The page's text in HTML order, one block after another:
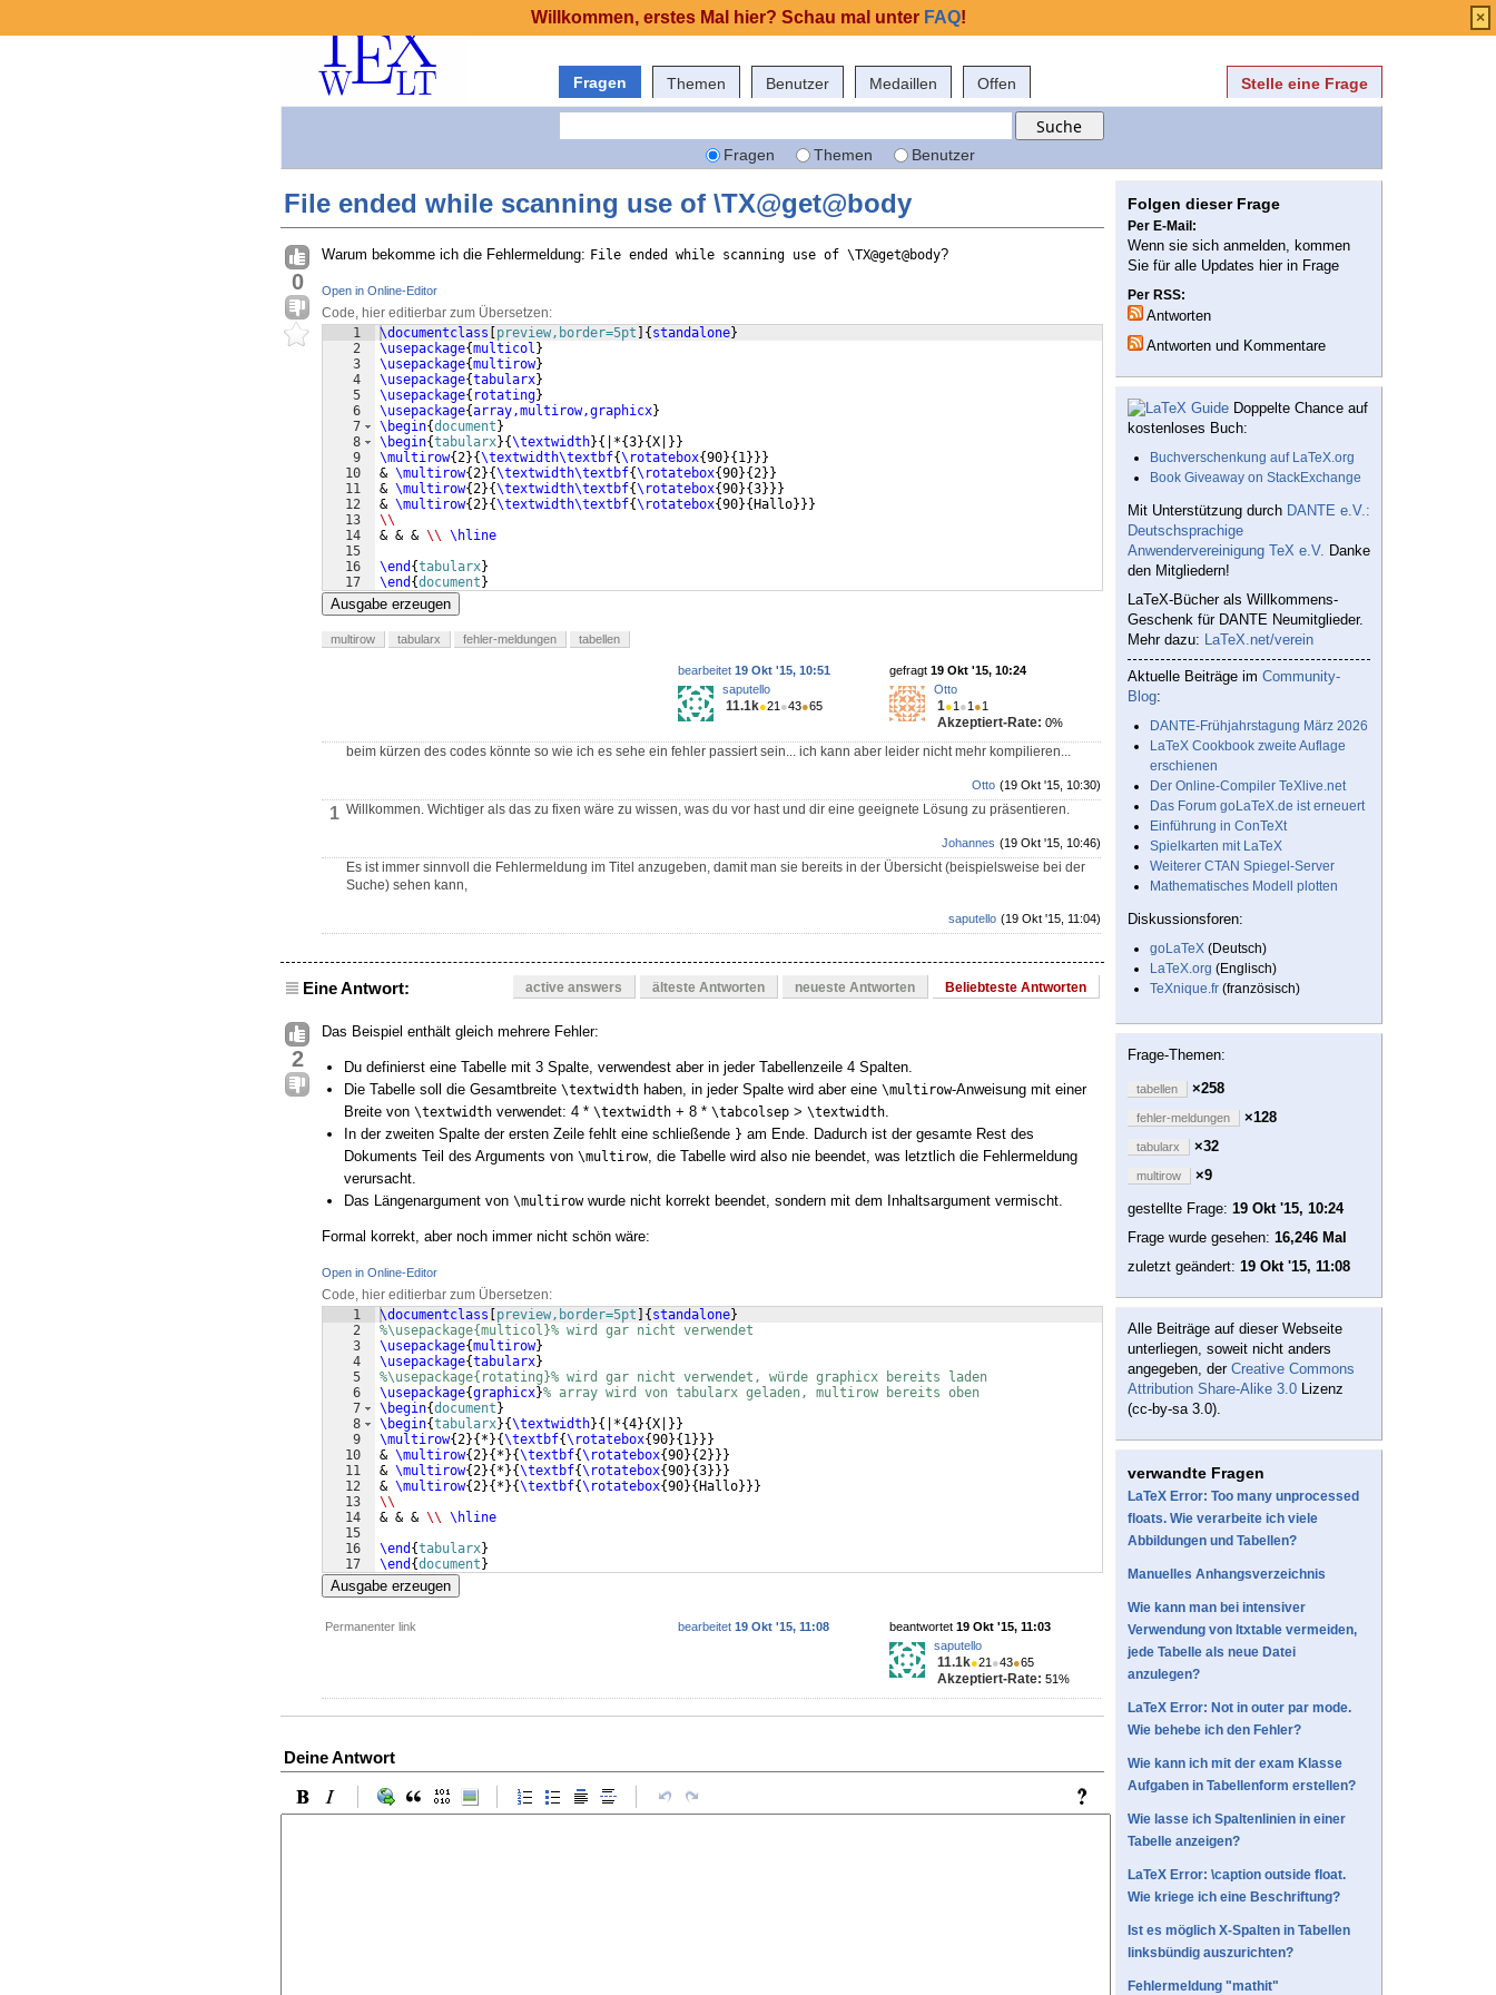
Fragen Themen Benutzer Medaillen Offen Stelle eine Frage
Fragen Themen Benutzer
File ended while scanning use of \TX@get@body
0
Warum bekomme ich die Fehlermeldung: File ended while scanning use of \TX@get@body?
Open in Online-Editor
Code, hier editierbar zum Übersetzen:
1
2
3
4
5
6
7
8
9
10
11
12
13
14
15
16
17
\documentclass preview,border=5pt { standalone}
\usepackage{multicol }
\usepackage{multirow}
\usepackage{tabularx}
\usepackage{ rotating}
\usepackage{array,multirow,graphicx}
\begin{document }
\begin{tabularx}{\textwidth}{ |*{3}{X|
}}
\multirow{2}{\textwidth\textbf{\rotatebox{90}{ 1}}}
& \multirow{2}{\textwidth\textbf{\rotatebox{90}{2}}
& \multirow{2}{\textwidth\textbf{\rotatebox{90}{3}}}
& \multirow{2}{\textwidth\textbf{\rotatebox{90}{ Hallo}}}
\\
& & & \\ \hline
\end {tabularx}
\end {document }
Ausgabe erzeugen
multirow tabularx fehler-meldungen tabellen
gefragt 19 Okt '15, 10:24
Otto
1●1 ●1 ●1
Akzeptiert-Rate: 0%
bearbeitet 19 Okt '15, 10:51
saputello
11.1k●21 ●43●65
beim kürzen des codes könnte so wie ich es sehe ein fehler passiert sein... ich kann aber leider nicht mehr kompilieren...
(19 Okt '15, 10:30)
Otto
1 Willkommen. Wichtiger als das zu fixen wäre zu wissen, was du vor hast und dir eine geeignete Lösung zu präsentieren.
(19 Okt '15, 10:46)
Johannes
Es ist immer sinnvoll die Fehlermeldung im Titel anzugeben, damit man sie bereits in der Übersicht (beispielsweise bei der
Suche) sehen kann,
(19 Okt '15, 11:04)
saputello
Eine Antwort: active answers älteste Antworten neueste Antworten Beliebteste Antworten
2
Das Beispiel enthält gleich mehrere Fehler:
Du definierst eine Tabelle mit 3 Spalte, verwendest aber in jeder Tabellenzeile 4 Spalten.
Die Tabelle soll die Gesamtbreite \textwidth haben, in jeder Spalte wird aber eine \multirow-Anweisung mit einer
Breite von \textwidth verwendet: 4 * \textwidth + 8 * \tabcolsep > \textwidth.
In der zweiten Spalte der ersten Zeile fehlt eine schließende } am Ende. Dadurch ist der gesamte Rest des
Dokuments Teil des Arguments von \multirow, die Tabelle wird also nie beendet, was letztlich die Fehlermeldung
verursacht.
Das Längenargument von \multirowwurde nicht korrekt beendet, sondern mit dem Inhaltsargument vermischt.
Formal korrekt, aber noch immer nicht schön wäre:
Open in Online-Editor
Code, hier editierbar zum Übersetzen:
1
2
3
4
5
6
7
8
9
10
11
12
13
14
15
16
17
\documentclass preview,border=5pt { standalone}
%\usepackage{multicol}% wird gar nicht verwendet
\usepackage{multirow}
\usepackage{tabularx}
%\usepackage{rotating}% wird gar nicht verwendet, würde graphicx bereits laden
\usepackage{graphicx}% array wird von tabularx geladen, multirow bereits oben
\begin{document }
\begin{tabularx}{\textwidth}{ |*{4}{X|
}}
\multirow{2}{ * }{\textbf{\rotatebox{90}{ 1}}}
& \multirow{2}{ * }{\textbf{\rotatebox{90}{2}}}
& \multirow{2}{ * }{\textbf{\rotatebox{90}{3}}}
& \multirow{2}{ * }{\textbf{\rotatebox{90}{ Hallo}}}
\\
& & & \\ \hline
\end {tabularx}
\end {document }
Ausgabe erzeugen
Permanenter link beantwortet 19 Okt '15, 11:03
saputello
11.1k●21 ●43●65
Akzeptiert-Rate: 51%
bearbeitet 19 Okt '15, 11:08
Deine Antwort
Folgen dieser Frage
Per E-Mail:
Wenn sie sich anmelden, kommen
Sie für alle Updates hier in Frage
Per RSS:
Antworten
Antworten und Kommentare
Doppelte Chance auf
kostenloses Buch:
Buchverschenkung auf LaTeX.org
Book Giveaway on StackExchange
Mit Unterstützung durch DANTE e.V.:
Deutschsprachige
Anwendervereinigung TeX e.V. Danke
den Mitgliedern!
LaTeX-Bücher als Willkommens-
Geschenk für DANTE Neumitglieder.
Mehr dazu: LaTeX.net/verein
Aktuelle Beiträge im Community-
Blog:
DANTE-Frühjahrstagung März 2026
LaTeX Cookbook zweite Auflage
erschienen
Der Online-Compiler TeXlive.net
Das Forum goLaTeX.de ist erneuert
Einführung in ConTeXt
Spielkarten mit LaTeX
Weiterer CTAN Spiegel-Server
Mathematisches Modell plotten
Diskussionsforen:
goLaTeX (Deutsch)
LaTeX.org (Englisch)
TeXnique.fr (französisch)
Frage-Themen:
tabellen ×258
fehler-meldungen ×128
tabularx ×32
multirow
×9
gestellte Frage: 19 Okt '15, 10:24
Frage wurde gesehen: 16,246 Mal
zuletzt geändert: 19 Okt '15, 11:08
Alle Beiträge auf dieser Webseite
unterliegen, soweit nicht anders
angegeben, der Creative Commons
Attribution Share-Alike 3.0 Lizenz
(cc-by-sa 3.0).
verwandte Fragen
LaTeX Error: Too many unprocessed
floats. Wie verarbeite ich viele
Abbildungen und Tabellen?
Manuelles Anhangsverzeichnis
Wie kann man bei intensiver
Verwendung von ltxtable vermeiden,
jede Tabelle als neue Datei
anzulegen?
LaTeX Error: Not in outer par mode.
Wie behebe ich den Fehler?
Wie kann ich mit der exam Klasse
Aufgaben in Tabellenform erstellen?
Wie lasse ich Spaltenlinien in einer
Tabelle anzeigen?
LaTeX Error: \caption outside float.
Wie kriege ich eine Beschriftung?
Ist es möglich X-Spalten in Tabellen
linksbündig auszurichten?
Fehlermeldung "mathit"
Willkommen, erstes Mal hier? Schau mal unter FAQ! ×